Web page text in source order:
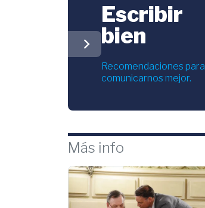
chevron_right
Escribir
bien
Recomendaciones para
comunicarnos mejor.
Más info